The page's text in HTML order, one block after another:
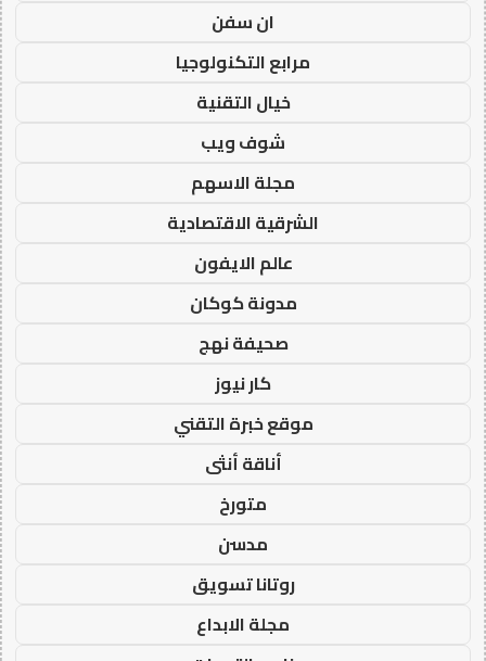
ان سفن
مرابع التكنولوجيا
خيال التقنية
شوف ويب
مجلة الاسهم
الشرقية الاقتصادية
عالم الايفون
مدونة كوكان
صحيفة نهج
كار نيوز
موقع خبرة التقني
أناقة أنثى
متورخ
مدسن
روتانا تسويق
مجلة الابداع